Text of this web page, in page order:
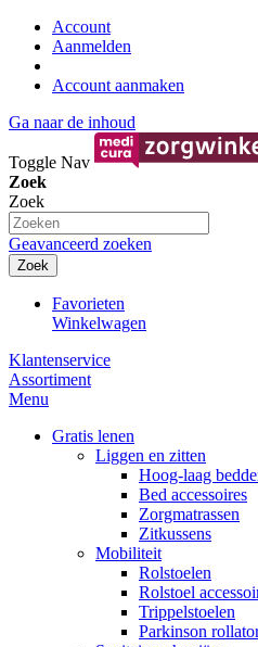
Account
Aanmelden
Account aanmaken
Ga naar de inhoud
Toggle Nav
Zoek
Zoek
Geavanceerd zoeken
Zoek
Favorieten
Winkelwagen
Klantenservice
Assortiment
Menu
Gratis lenen
Liggen en zitten
Hoog-laag
Bed accessoires
Zorgmatrassen
Zitkussens
Mobiliteit
Rolstoelen
Rolstoel
Trippelstoelen
Parkinson